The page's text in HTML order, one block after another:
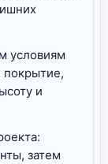
условиям
покрытие,
и
затем